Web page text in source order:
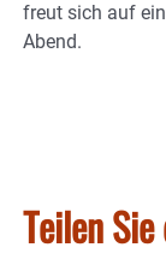
freut sich auf
Abend.
Teilen